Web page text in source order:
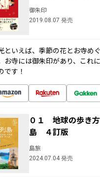
御朱印
2019.08.07 発売
といえば、季節の花とお寺め
お寺には御朱印があり、これ
です！
０１ 地球の歩き
島 ４訂版
島旅
2024.07.04 発売